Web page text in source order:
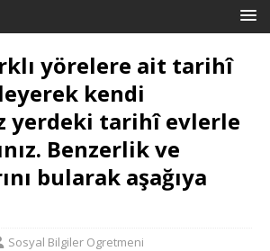
yörelere ait tarihî
kendi
yerdeki tarihî evlerle
Benzerlik ve
bularak aşağıya
Sosyal Bilgiler Ogretmeni